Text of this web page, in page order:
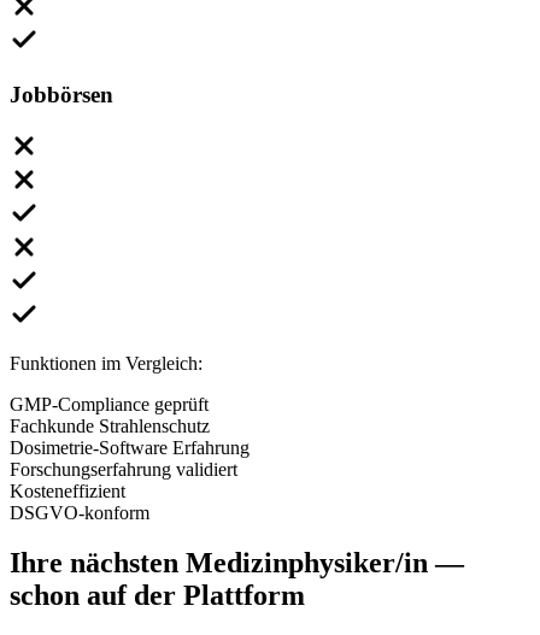
Jobbörsen
Funktionen im Vergleich:
GMP-Compliance geprüft
Fachkunde Strahlenschutz
Dosimetrie-Software Erfahrung
Forschungserfahrung validiert
Kosteneffizient
DSGVO-konform
Ihre nächsten Medizinphysiker/in—
schon auf der Plattform